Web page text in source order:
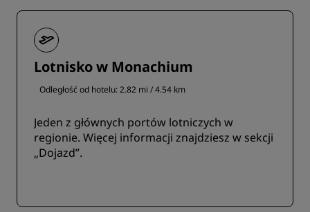
Lotnisko w Monachium
Odległość od hotelu: 2.82 mi / 4.54 km
Jeden z głównych portów lotniczych w
regionie. Więcej informacji znajdziesz w sekcji
„Dojazd”.